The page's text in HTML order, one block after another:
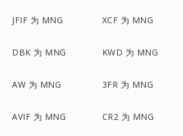
JFIF 为 MNG XCF 为 MNG
DBK 为 MNG KWD 为 MNG
AW 为 MNG 3FR 为 MNG
AVIF 为 MNG CR2 为 MNG